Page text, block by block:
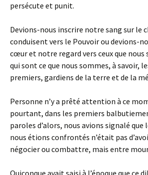
persécute et punit.
Devions-nous inscrire notre sang sur le
conduisent vers le Pouvoir ou devions-
cœur et notre regard vers ceux que nous
qui sont ce que nous sommes, à savoir,
premiers, gardiens de la terre et de la
Personne n’y a prêté attention à ce
pourtant, dans les premiers
paroles d’alors, nous avions signalé que
nous étions confrontés n’était pas
négocier ou combattre, mais entre
Quiconque avait saisi à l’époque que ce